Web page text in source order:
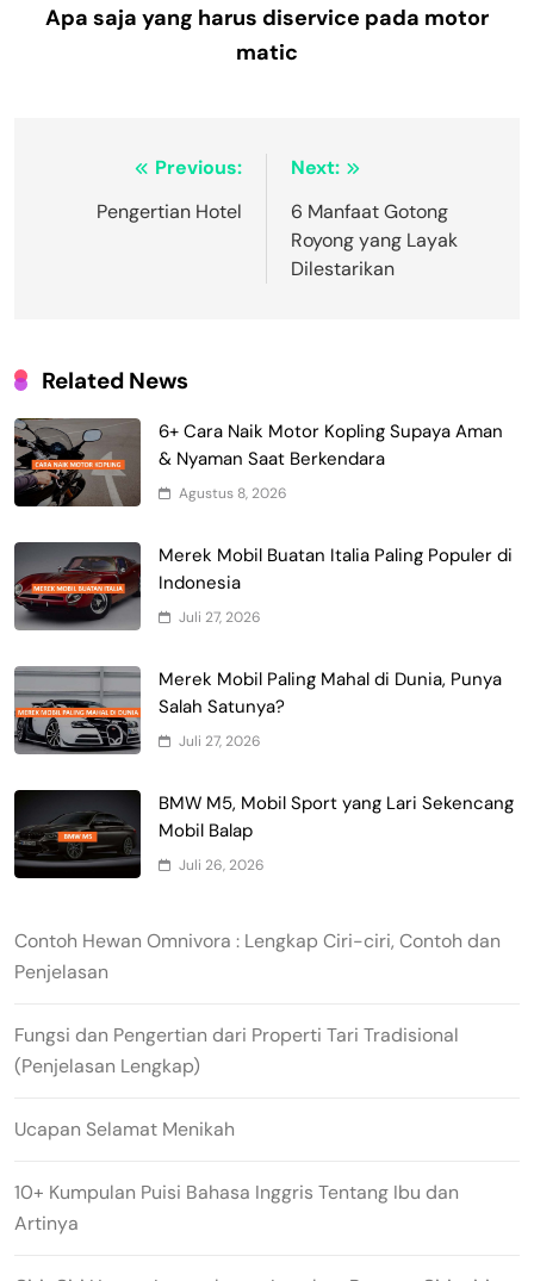
Apa saja yang harus diservice pada motor
matic
Navigasi Previous:
Pengertian Hotel
Next:
6 Manfaat Gotong
Royong yang Layak
Dilestarikan
Related News
6+ Cara Naik Motor Kopling Supaya Aman
& Nyaman Saat Berkendara
Agustus 8, 2026
Merek Mobil Buatan Italia Paling Populer di
Indonesia
Juli 27, 2026
Merek Mobil Paling Mahal di Dunia, Punya
Salah Satunya?
Juli 27, 2026
BMW M5, Mobil Sport yang Lari Sekencang
Mobil Balap
Juli 26, 2026
Contoh Hewan Omnivora : Lengkap Ciri-ciri, Contoh dan
Penjelasan
Fungsi dan Pengertian dari Properti Tari Tradisional
(Penjelasan Lengkap)
Ucapan Selamat Menikah
10+ Kumpulan Puisi Bahasa Inggris Tentang Ibu dan
Artinya